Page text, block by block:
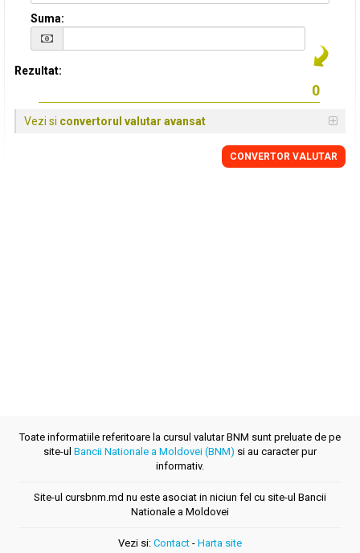
Suma:
Rezultat:
Vezi si convertorul valutar avansat
CONVERTOR VALUTAR
Toate informatiile referitoare la cursul valutar BNM sunt preluate de pe
site-ul Bancii Nationale a Moldovei (BNM) si au caracter pur
informativ.
Site-ul cursbnm.md nu este asociat in niciun fel cu site-ul Bancii
Nationale a Moldovei
Vezi si: Contact - Harta site